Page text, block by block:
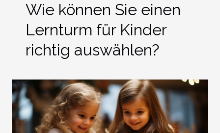
Wie können Sie einen
Lernturm für Kinder
richtig auswählen?